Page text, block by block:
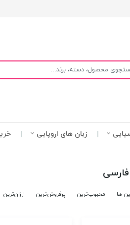
زبان های اروپایی
فارسی
ها محبوب‌‌ترین پرفروش‌ترین ارزان‌ترین